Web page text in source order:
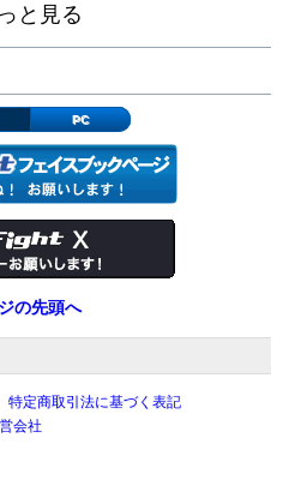
と見る
PC
の先頭へ
特定商取引法に基づく表記
会社